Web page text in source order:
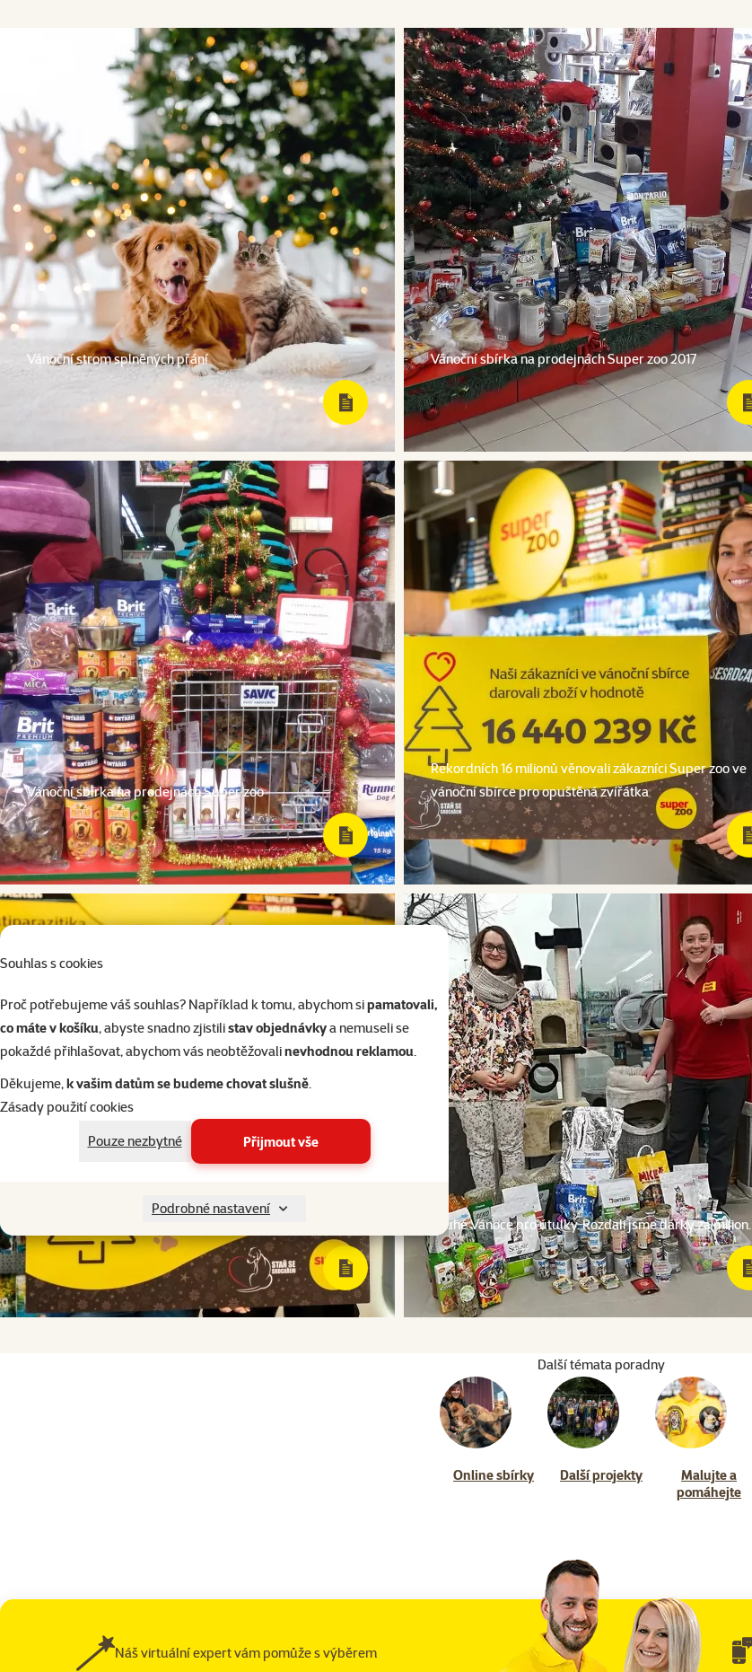
Souhlas s cookies
Proč potřebujeme váš souhlas? Například k tomu, abychom sipamatovali,
co máte v košíku, abyste snadno zjistilistav objednávkya nemuseli se
pokaždé přihlašovat, abychom vás neobtěžovalinevhodnou reklamou.
Děkujeme,k vašim datům se budeme chovat slušně.
Zásady použití cookies
Pouze nezbytné
Přijmout vše
Podrobné nastavení
Vánoční strom splněných přání Vánoční sbírka na prodejnách Super zoo 2017
Vánoční sbírka na prodejnách Super zoo
Rekordních 16 milionů věnovali zákazníci Super zoo ve
vánoční sbírce pro opuštěná zvířátka
Druhé Vánoce pro útulky. Rozdali jsme dárky za milion.
Další témata poradny
Online sbírky Další projekty
Malujte a
pomáhejte
Náš virtuální expert vám pomůže s výběrem